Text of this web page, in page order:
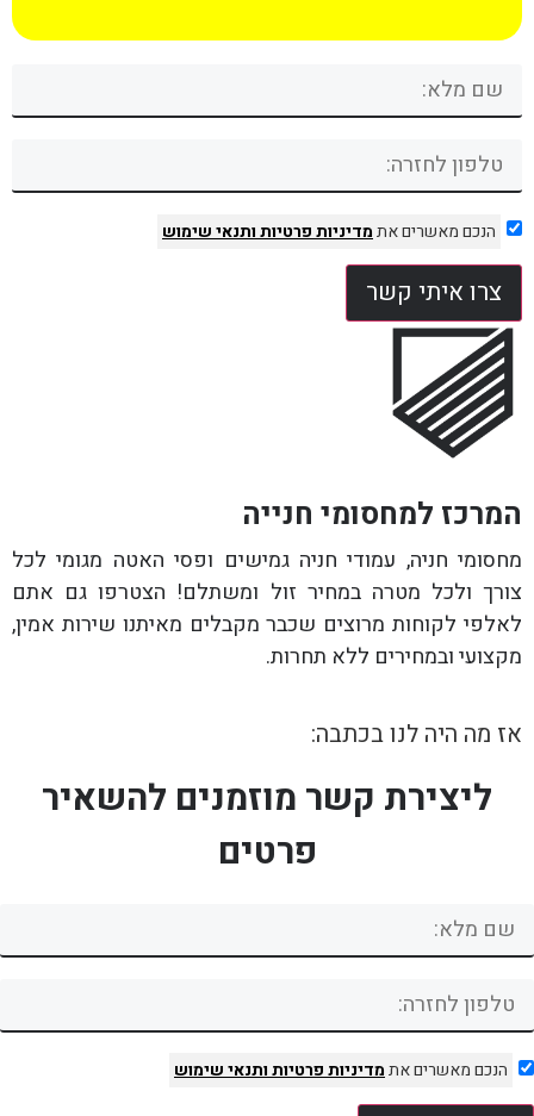
הנכם מאשרים אתמדיניות פרטיותותנאי שימוש
צרו איתי קשר
המרכז למחסומי חנייה
מחסומי חניה, עמודי חניה גמישים ופסי האטה מגומי לכל
צורך ולכל מטרה במחיר זול ומשתלם! הצטרפו גם אתם
לאלפי לקוחות מרוצים שכבר מקבלים מאיתנו שירות אמין,
מקצועי ובמחירים ללא תחרות.
אז מה היה לנו בכתבה:
ליצירת קשר מוזמנים להשאיר
פרטים
הנכם מאשרים אתמדיניות פרטיותותנאי שימוש